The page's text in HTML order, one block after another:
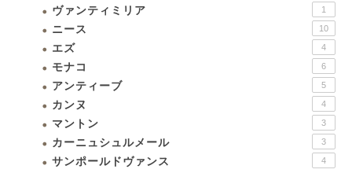
ヴァンティミリア 1
ニース 10
エズ 4
モナコ 6
アンティーブ 5
カンヌ 4
マントン 3
カーニュシュルメール 3
サンポールドヴァンス 4